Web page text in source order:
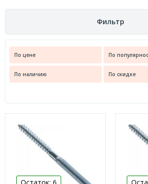
Фильтр
Цена
Вес
Анкеры
Болт DIN 933
По цене По
По наличию По скидке